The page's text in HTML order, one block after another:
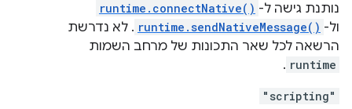
נותנת גישה ל- runtime.connectNative()
ול- runtime.sendNativeMessage() . לא נדרשת
הרשאה לכל שאר התכונות של מרחב השמות
runtime
.
"scripting"